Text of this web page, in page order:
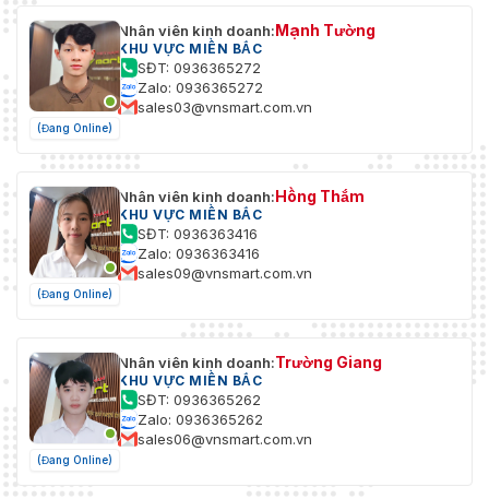
(Đang Online)
Nhân viên kinh doanh:Mạnh Tường
KHU VỰC MIỀN BẮC
SĐT: 0936365272
Zalo: 0936365272
sales03@vnsmart.com.vn
(Đang Online)
Nhân viên kinh doanh:Hồng Thắm
KHU VỰC MIỀN BẮC
SĐT: 0936363416
Zalo: 0936363416
sales09@vnsmart.com.vn
(Đang Online)
Nhân viên kinh doanh:Trường Giang
KHU VỰC MIỀN BẮC
SĐT: 0936365262
Zalo: 0936365262
sales06@vnsmart.com.vn